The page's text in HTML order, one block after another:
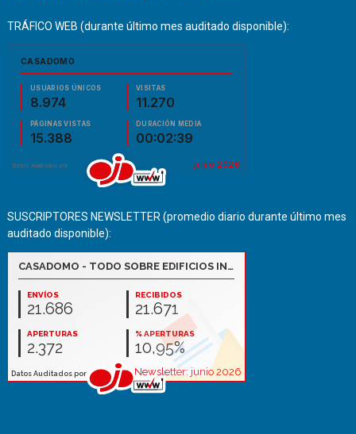
TRÁFICO WEB (durante último mes auditado disponible):
SUSCRIPTORES NEWSLETTER (promedio diario durante último mes
auditado disponible):